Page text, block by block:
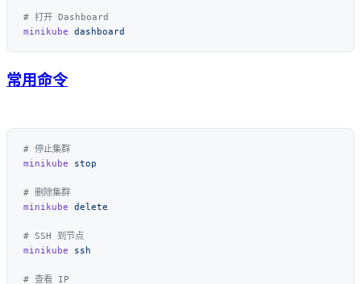
minikube
常用命令
minikube
minikube
minikube